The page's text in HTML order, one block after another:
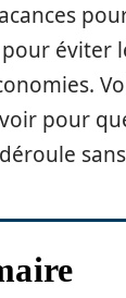
éviter
pour